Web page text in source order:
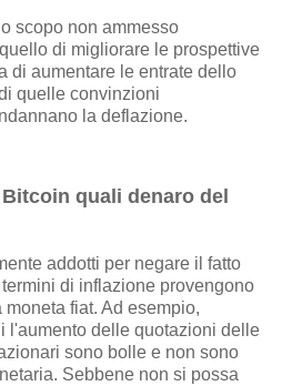
scopo non ammesso
di migliorare le prospettive
di aumentare le entrate dello
quelle convinzioni
la deflazione.
quali denaro del
addotti per negare il fatto
di inflazione provengono
fiat. Ad esempio,
l'aumento delle quotazioni delle
sono bolle e non sono
Sebbene non si possa